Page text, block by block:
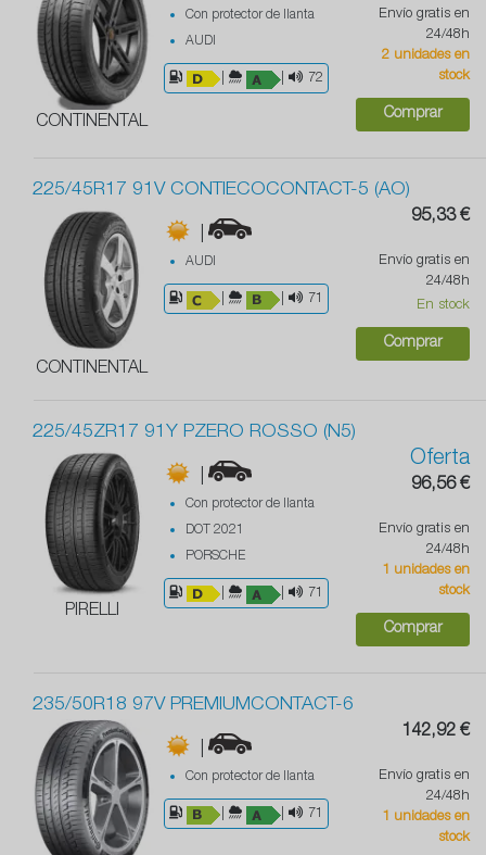
CONTINENTAL
Con protector de llanta
AUDI
72
Envío gratis en
24/48h
2 unidades en
stock
Comprar
225/45R17 91V CONTIECOCONTACT-5 (AO)
CONTINENTAL
|
AUDI
71
95,33 €
Envío gratis en
24/48h
En stock
Comprar
225/45ZR17 91Y PZERO ROSSO (N5)
PIRELLI
|
Con protector de llanta
DOT 2021
PORSCHE
71
Oferta
96,56 €
Envío gratis en
24/48h
1 unidades en
stock
Comprar
235/50R18 97V PREMIUMCONTACT-6
|
Con protector de llanta
71
142,92 €
Envío gratis en
24/48h
1 unidades en
stock